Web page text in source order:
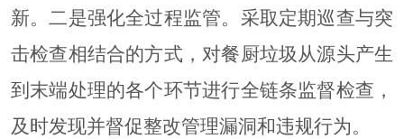
新。二是强化全过程监管。采取定期巡查与突
击检查相结合的方式，对餐厨垃圾从源头产生
到末端处理的各个环节进行全链条监督检查，
及时发现并督促整改管理漏洞和违规行为。